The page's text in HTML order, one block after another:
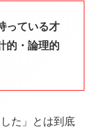
っている才
的・論理的
た」とは到底